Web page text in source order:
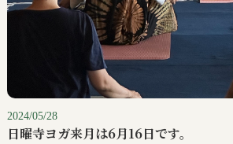
2024/05/28
日曜寺ヨガ来月は6月16日です。